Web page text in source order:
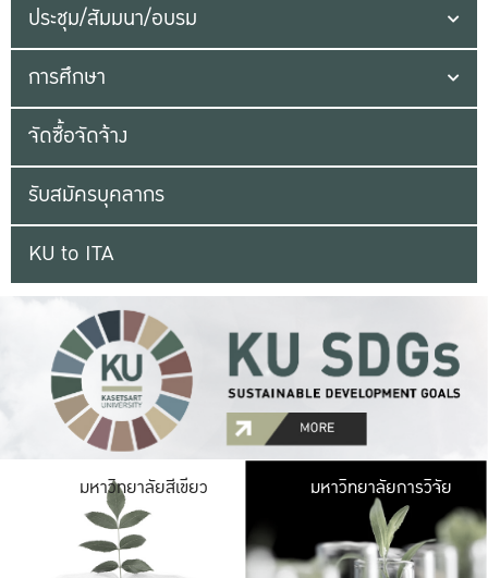
ประชุม/สัมมนา/อบรม
การศึกษา
จัดซื้อจัดจ้าง
รับสมัครบุคลากร
KU to ITA
มหาวิทยาลัยสีเขียว มหาวิ
มีพื้นที่เขียวสดใส
เป็นป่าในเมือง เกษต
มหาวิทยาลัยการวิจัย